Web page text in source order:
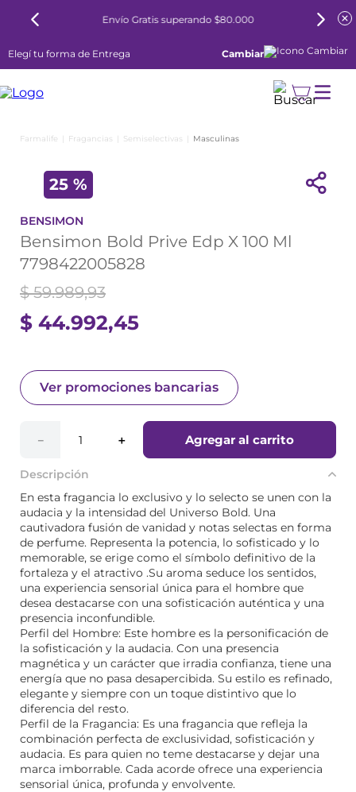
Envío Gratis superando $80.000
Elegí tu forma de Entrega Cambiar
Fragancias Semiselectivas Masculinas
25 %
BENSIMON
Bensimon Bold Prive Edp X 100 Ml
7798422005828
$ 44.992,45
$ 59.989,93
Ver promociones bancarias
＋
－ Agregar al carrito
Descripción
En esta fragancia lo exclusivo y lo selecto se unen con la
audacia y la intensidad del Universo Bold. Una
cautivadora fusión de vanidad y notas selectas en forma
de perfume. Representa la potencia, lo sofisticado y lo
memorable, se erige como el símbolo definitivo de la
fortaleza y el atractivo .Su aroma seduce los sentidos,
una experiencia sensorial única para el hombre que
desea destacarse con una sofisticación auténtica y una
presencia inconfundible.
Perfil del Hombre: Este hombre es la personificación de
la sofisticación y la audacia. Con una presencia
magnética y un carácter que irradia confianza, tiene una
energía que no pasa desapercibida. Su estilo es refinado,
elegante y siempre con un toque distintivo que lo
diferencia del resto.
Perfil de la Fragancia: Es una fragancia que refleja la
combinación perfecta de exclusividad, sofisticación y
audacia. Es para quien no teme destacarse y dejar una
marca imborrable. Cada acorde ofrece una experiencia
sensorial única, profunda y envolvente.